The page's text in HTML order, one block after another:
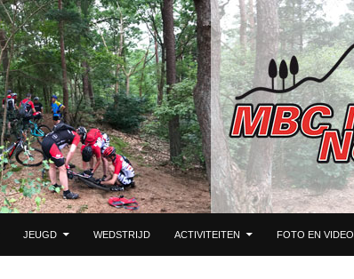
JEUGD WEDSTRIJD ACTIVITEITEN FOTO EN VIDEO